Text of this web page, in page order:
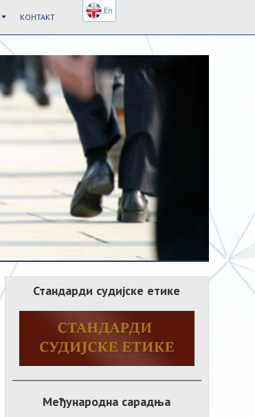
КОНТАКТ
Стандарди судијске етике
Међународна сарадња
En